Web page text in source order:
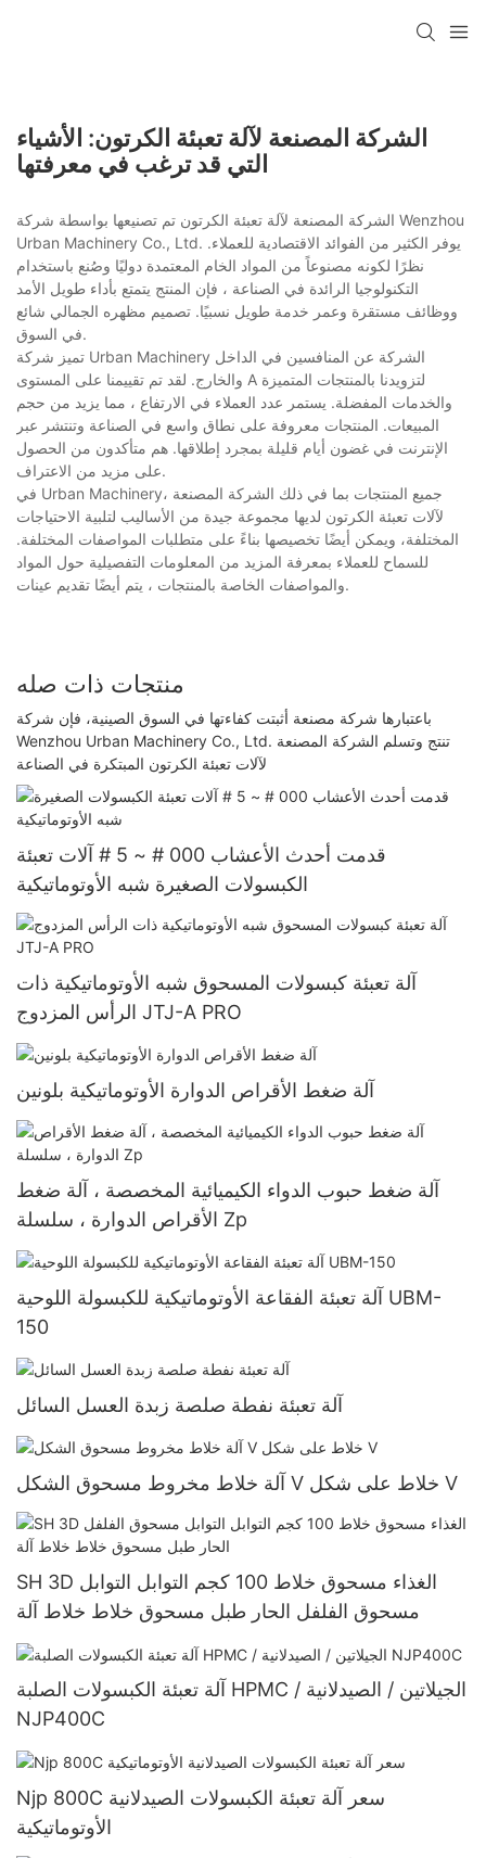
الشركة المصنعة لآلة تعبئة الكرتون: الأشياء
التي قد ترغب في معرفتها
الشركة المصنعة لآلة تعبئة الكرتون تم تصنيعها بواسطة شركة Wenzhou
Urban Machinery Co., Ltd. يوفر الكثير من الفوائد الاقتصادية للعملاء.
نظرًا لكونه مصنوعاً من المواد الخام المعتمدة دوليًا وصُنع باستخدام
التكنولوجيا الرائدة في الصناعة ، فإن المنتج يتمتع بأداء طويل الأمد
ووظائف مستقرة وعمر خدمة طويل نسبيًا. تصميم مظهره الجمالي شائع
في السوق.
تميز شركة Urban Machinery الشركة عن المنافسين في الداخل
والخارج. لقد تم تقييمنا على المستوى A لتزويدنا بالمنتجات المتميزة
والخدمات المفضلة. يستمر عدد العملاء في الارتفاع ، مما يزيد من حجم
المبيعات. المنتجات معروفة على نطاق واسع في الصناعة وتنتشر عبر
الإنترنت في غضون أيام قليلة بمجرد إطلاقها. هم متأكدون من الحصول
على مزيد من الاعتراف.
في Urban Machinery، جميع المنتجات بما في ذلك الشركة المصنعة
لآلات تعبئة الكرتون لديها مجموعة جيدة من الأساليب لتلبية الاحتياجات
المختلفة، ويمكن أيضًا تخصيصها بناءً على متطلبات المواصفات المختلفة.
للسماح للعملاء بمعرفة المزيد من المعلومات التفصيلية حول المواد
والمواصفات الخاصة بالمنتجات ، يتم أيضًا تقديم عينات.
منتجات ذات صله
باعتبارها شركة مصنعة أثبتت كفاءتها في السوق الصينية، فإن شركة
Wenzhou Urban Machinery Co., Ltd. تنتج وتسلم الشركة المصنعة
لآلات تعبئة الكرتون المبتكرة في الصناعة
قدمت أحدث الأعشاب 000 # ~ 5 # آلات تعبئة
الكبسولات الصغيرة شبه الأوتوماتيكية
آلة تعبئة كبسولات المسحوق شبه الأوتوماتيكية ذات
الرأس المزدوج JTJ-A PRO
آلة ضغط الأقراص الدوارة الأوتوماتيكية بلونين
آلة ضغط حبوب الدواء الكيميائية المخصصة ، آلة ضغط
الأقراص الدوارة ، سلسلة Zp
آلة تعبئة الفقاعة الأوتوماتيكية للكبسولة اللوحية UBM-
150
آلة تعبئة نفطة صلصة زبدة العسل السائل
آلة خلاط مخروط مسحوق الشكل V خلاط على شكل V
SH 3D الغذاء مسحوق خلاط 100 كجم التوابل التوابل
مسحوق الفلفل الحار طبل مسحوق خلاط خلاط آلة
آلة تعبئة الكبسولات الصلبة HPMC / الجيلاتين / الصيدلانية
NJP400C
Njp 800C سعر آلة تعبئة الكبسولات الصيدلانية
الأوتوماتيكية